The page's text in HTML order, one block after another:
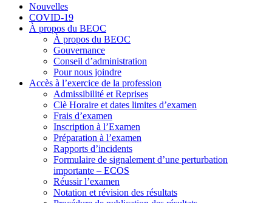
Nouvelles
COVID-19
À propos du BEOC
À propos du BEOC
Gouvernance
Conseil d’administration
Pour nous joindre
Accès à l’exercice de la profession
Admissibilité et Reprises
Clè Horaire et dates limites d’examen
Frais d’examen
Inscription à l’Examen
Préparation à l’examen
Rapports d’incidents
Formulaire de signalement d’une perturbation
importante – ECOS
Réussir l’examen
Notation et révision des résultats